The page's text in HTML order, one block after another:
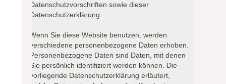
Datenschutzvorschriften sowie dieser
Datenschutzerklärung.
Wenn Sie diese Website benutzen, werden
verschiedene personenbezogene Daten erhoben.
Personenbezogene Daten sind Daten, mit denen
Sie persönlich identifiziert werden können. Die
vorliegende Datenschutzerklärung erläutert,